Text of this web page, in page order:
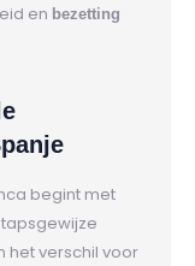
en bezetting
begint met
het verschil voor